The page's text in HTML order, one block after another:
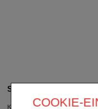
COOKIE-
Suche verfeinern
Kategorien